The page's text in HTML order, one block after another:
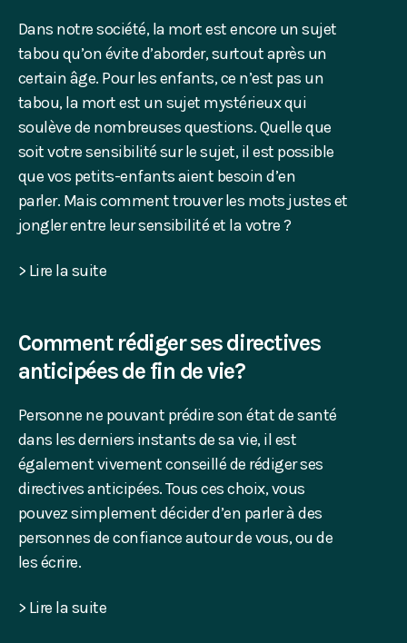
Dans notre société, la mort est encore un sujet
tabou qu’on évite d’aborder, surtout après un
certain âge. Pour les enfants, ce n’est pas un
tabou, la mort est un sujet mystérieux qui
soulève de nombreuses questions. Quelle que
soit votre sensibilité sur le sujet, il est possible
que vos petits-enfants aient besoin d’en
parler. Mais comment trouver les mots justes et
jongler entre leur sensibilité et la votre ?
> Lire la suite
Comment rédiger ses directives
anticipées de fin de vie?
Personne ne pouvant prédire son état de santé
dans les derniers instants de sa vie, il est
également vivement conseillé de rédiger ses
directives anticipées. Tous ces choix, vous
pouvez simplement décider d’en parler à des
personnes de confiance autour de vous, ou de
les écrire.
> Lire la suite